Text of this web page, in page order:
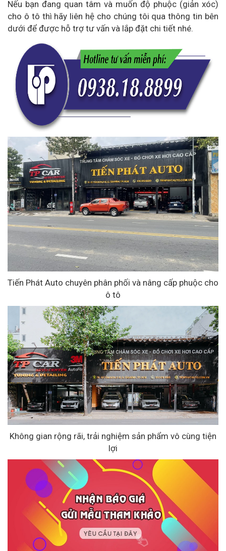
Nếu bạn đang quan tâm và muốn độ phuộc (giản xóc)
cho ô tô thì hãy liên hệ cho chúng tôi qua thông tin bên
dưới để được hỗ trợ tư vấn và lắp đặt chi tiết nhé.
Tiến Phát Auto chuyên phân phối và nâng cấp phuộc cho
ô tô
Không gian rộng rãi, trải nghiệm sản phẩm vô cùng tiện
lợi